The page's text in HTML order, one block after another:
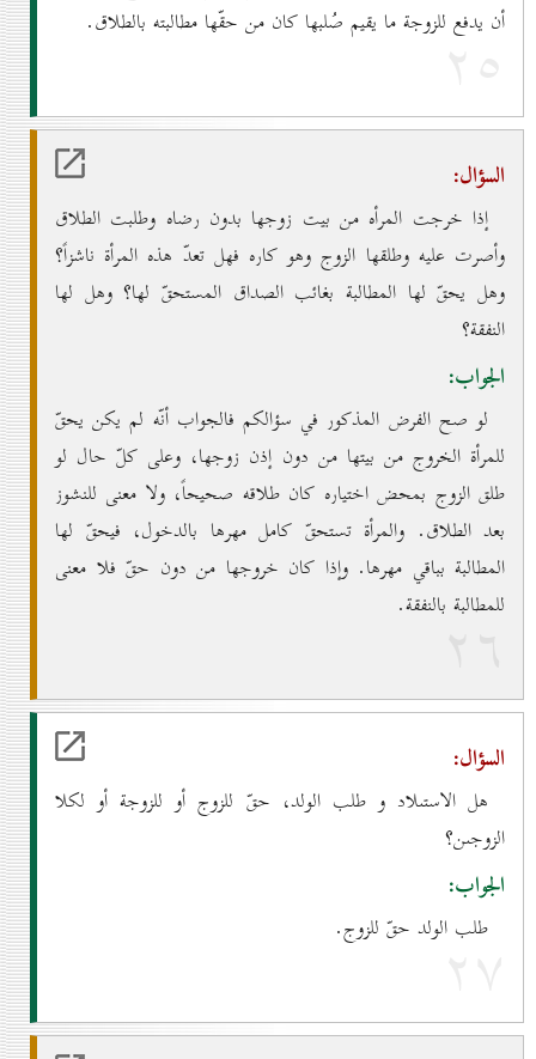
أن يدفع للزوجة ما يقيم صُلبها كان من حقّها مطالبته بالطلاق.
۲٥
السؤال:
إذا خرجت المرأه من بيت زوجها بدون رضاه وطلبت الطلاق
وأصرت عليه وطلقها الزوج وهو كاره فهل تعدّ هذه المرأة ناشزاً؟
وهل يحقّ لها المطالبة بغائب الصداق المستحقّ لها؟ وهل لها
النفقة؟
الجواب:
لو صح الفرض المذكور في سؤالكم فالجواب أنّه لم يكن يحقّ
للمرأة الخروج من بيتها من دون إذن زوجها، وعلى كلّ حال لو
طلق الزوج بمحض اختياره كان طلاقه صحيحاً، ولا معنى للنشوز
بعد الطلاق. والمرأة تستحقّ كامل مهرها بالدخول، فيحقّ لها
المطالبة بباقي مهرها. وإذا كان خروجها من دون حقّ فلا معنى
للمطالبة بالنفقة.
۲٦
السؤال:
هل الاستىلاد و طلب الولد، حقّ للزوج أو للزوجة أو لکلا
الزوجىن؟
الجواب:
طلب الولد حقّ للزوج.
۲۷